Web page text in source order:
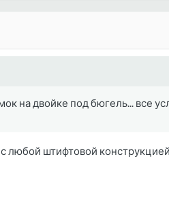
на двойке под бюгель... все
штифтовой